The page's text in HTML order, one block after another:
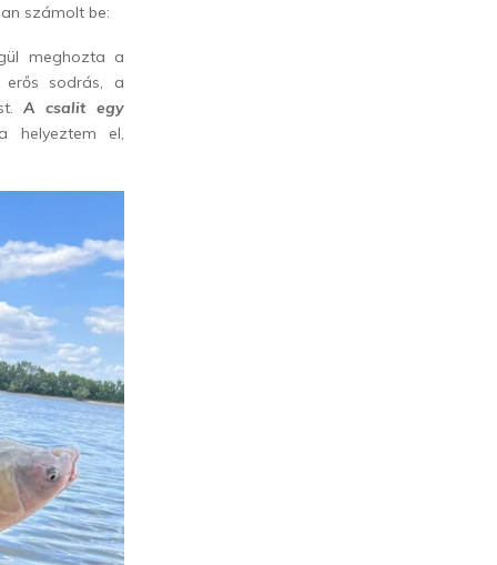
számolt be:
meghozta a
erős sodrás, a
A csalit egy
helyeztem el,